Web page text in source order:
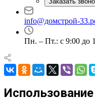
info@домстрой-
Пн. – Пт.: с 9:00 до